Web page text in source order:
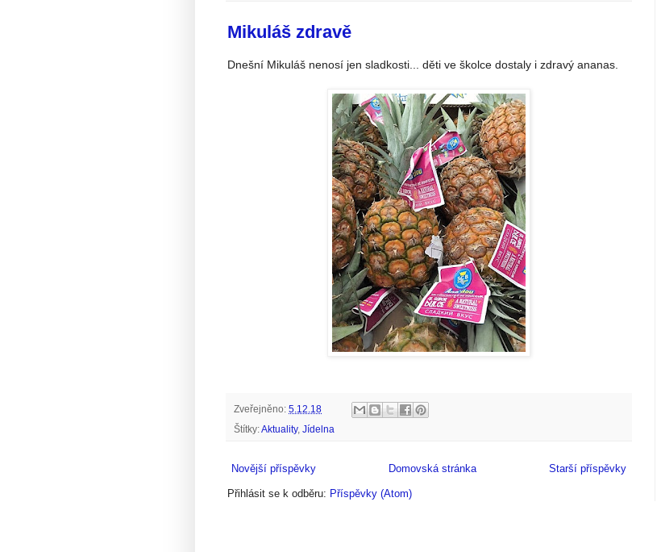
Mikuláš zdravě
Dnešní Mikuláš nenosí jen sladkosti... děti ve školce dostaly i zdravý ananas.
Zveřejněno: 5.12.18
Štítky:Aktuality, Jídelna
Novější příspěvky Starší příspěvky
Domovská stránka
Přihlásit se k odběru: Příspěvky (Atom)